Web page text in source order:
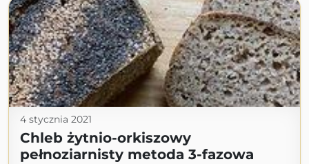
4 stycznia 2021
Chleb żytnio-orkiszowy
pełnoziarnisty metoda 3-fazowa